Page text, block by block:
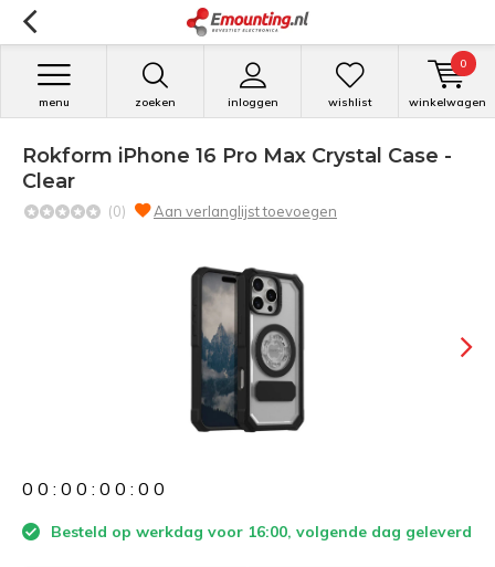
zoeken inloggen
menu wishlist winkelwagen
0
Rokform iPhone 16 Pro Max Crystal Case -
Clear
(0) Aan verlanglijst toevoegen
0 0 : 0 0 : 0 0 : 0 0
Besteld op werkdag voor 16:00, volgende dag geleverd